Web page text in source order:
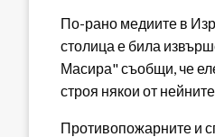
По-рано медиите в
столица е била
Масира" съобщи, че
строя някои от
Противопожарните и